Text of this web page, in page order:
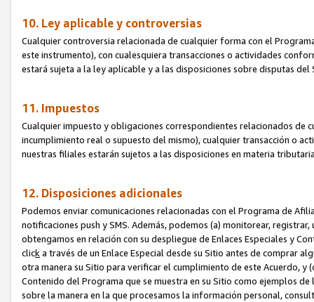
10. Ley aplicable y controversias
Cualquier controversia relacionada de cualquier forma con el
este instrumento), con cualesquiera transacciones o actividades
estará sujeta a la ley aplicable y a las disposiciones sobre disputas
11. Impuestos
Cualquier impuesto y obligaciones correspondientes relacionados de
incumplimiento real o supuesto del mismo), cualquier transacción o
nuestras filiales estarán sujetos a las disposiciones en materia
12. Disposiciones adicionales
Podemos enviar comunicaciones relacionadas con el Programa de
notificaciones push y SMS. Además, podemos (a) monitorear,
obtengamos en relación con su despliegue de Enlaces Especiales y
clicka través de un Enlace Especial desde su Sitio antes de comprar
otra manera su Sitio para verificar el cumplimiento de este Acuerdo,
Contenido del Programa que se muestra en su Sitio como ejemplos
sobre la manera en la que procesamos la información personal,